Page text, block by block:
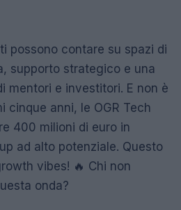
possono contare su spazi di
supporto strategico e una
mentori e investitori. E non è
cinque anni, le OGR Tech
400 milioni di euro in
ad alto potenziale. Questo
vibes! 🔥 Chi non
onda?